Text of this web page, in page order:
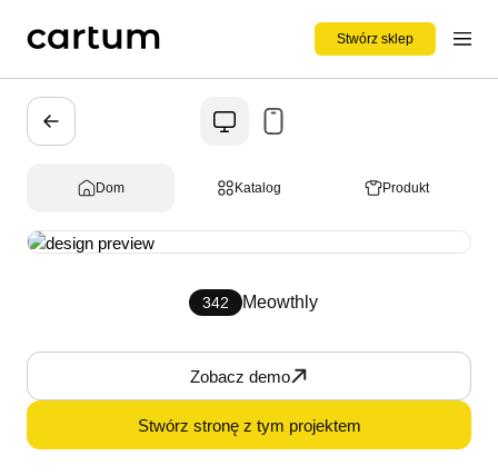
Stwórz sklep
Dom Katalog Produkt
342 Meowthly
Zobacz demo
Stwórz stronę z tym projektem